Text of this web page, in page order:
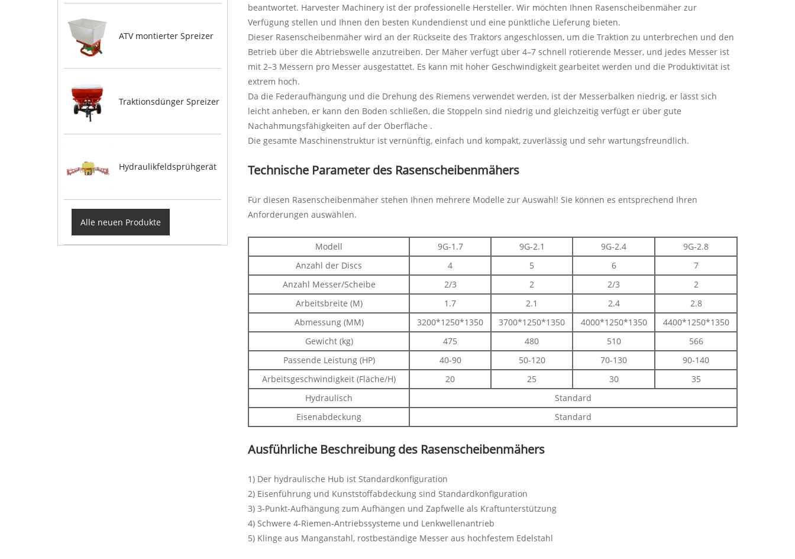
ATV montierter Spreizer
Traktionsdünger Spreizer
Hydraulikfeldsprühgerät
Alle neuen Produkte
beantwortet. Harvester Machinery ist der professionelle Hersteller. Wir möchten Ihnen Rasenscheibenmäher zur
Verfügung stellen und Ihnen den besten Kundendienst und eine pünktliche Lieferung bieten.
Dieser Rasenscheibenmäher wird an der Rückseite des Traktors angeschlossen, um die Traktion zu unterbrechen und den
Betrieb über die Abtriebswelle anzutreiben. Der Mäher verfügt über 4–7 schnell rotierende Messer, und jedes Messer ist
mit 2–3 Messern pro Messer ausgestattet. Es kann mit hoher Geschwindigkeit gearbeitet werden und die Produktivität ist
extrem hoch.
Da die Federaufhängung und die Drehung des Riemens verwendet werden, ist der Messerbalken niedrig, er lässt sich
leicht anheben, er kann den Boden schließen, die Stoppeln sind niedrig und gleichzeitig verfügt er über gute
Nachahmungsfähigkeiten auf der Oberfläche .
Die gesamte Maschinenstruktur ist vernünftig, einfach und kompakt, zuverlässig und sehr wartungsfreundlich.
Technische Parameter des Rasenscheibenmähers
Für diesen Rasenscheibenmäher stehen Ihnen mehrere Modelle zur Auswahl! Sie können es entsprechend Ihren
Anforderungen auswählen.
Modell 9G-1.7 9G-2.1 9G-2.4
9G-2.8
Anzahl der Discs
4 5 6
7
Anzahl Messer/Scheibe
2/3 2 2/3
2
Arbeitsbreite (M)
1.7 2.1 2.4
2.8
Abmessung (MM)
3200*1250*1350 3700*1250*1350 4000*1250*1350
4400*1250*1350
Gewicht (kg)
475 480 510
566
Passende Leistung (HP)
40-90 50-120 70-130
90-140
Arbeitsgeschwindigkeit (Fläche/H)
20 25 30
35
Hydraulisch
Standard
Eisenabdeckung
Standard
Ausführliche Beschreibung des Rasenscheibenmähers
1) Der hydraulische Hub ist Standardkonfiguration
2) Eisenführung und Kunststoffabdeckung sind Standardkonfiguration
3) 3-Punkt-Aufhängung zum Aufhängen und Zapfwelle als Kraftunterstützung
4) Schwere 4-Riemen-Antriebssysteme und Lenkwellenantrieb
5) Klinge aus Manganstahl, rostbeständige Messer aus hochfestem Edelstahl